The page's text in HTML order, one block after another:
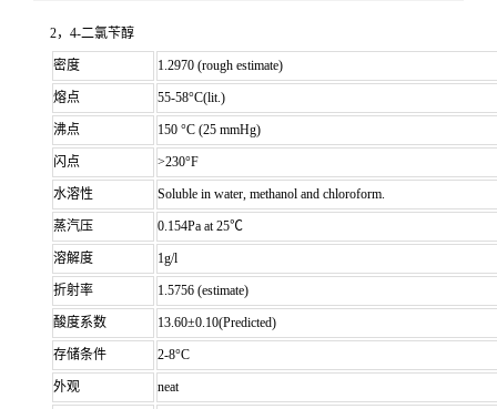
2，4-二氯苄醇
密度 1.2970 (rough estimate)
熔点 55-58°C(lit.)
沸点 150 °C (25 mmHg)
闪点 >230°F
水溶性 Soluble in water, methanol and chloroform.
蒸汽压 0.154Pa at 25℃
溶解度 1g/l
折射率 1.5756 (estimate)
酸度系数 13.60±0.10(Predicted)
存储条件 2-8°C
外观 neat